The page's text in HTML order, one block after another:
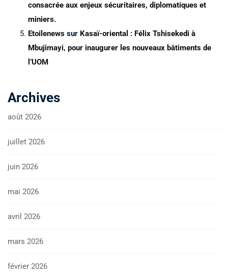
consacrée aux enjeux sécuritaires, diplomatiques et
miniers.
Etoilenews sur Kasaï-oriental : Félix Tshisekedi à
Mbujimayi, pour inaugurer les nouveaux bâtiments de
l’UOM
Archives
août 2026
juillet 2026
juin 2026
mai 2026
avril 2026
mars 2026
février 2026